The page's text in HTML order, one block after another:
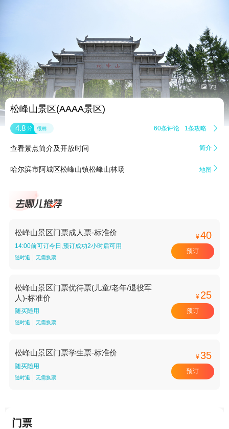
 73
松峰山景区(AAAA景区)
4.8 分 很棒 60条评论 1条攻略 
查看景点简介及开放时间 简介 
哈尔滨市阿城区松峰山镇松峰山林场 地图 
松峰山景区门票成人票-标准价
14:00前可订今日,预订成功2小时后可用
随时退 无需换票
¥40
预订
松峰山景区门票优待票(儿童/老年/退役军
人)-标准价
随买随用
随时退 无需换票
¥ 25
预订
松峰山景区门票学生票-标准价
随买随用
随时退 无需换票
¥35
预订
门票